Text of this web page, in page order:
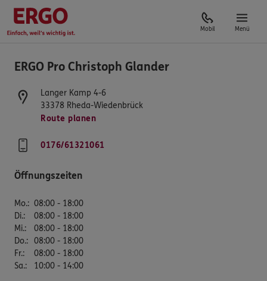
Mobil Menü
ERGO Pro Christoph Glander
Langer Kamp 4-6
33378 Rheda-Wiedenbrück
Route planen
0176/61321061
Öffnungszeiten
Mo.: 08:00 - 18:00
Di.:
08:00 - 18:00
Mi.:
08:00 - 18:00
Do.: 08:00 - 18:00
Fr.:
08:00 - 18:00
Sa.: 10:00 - 14:00